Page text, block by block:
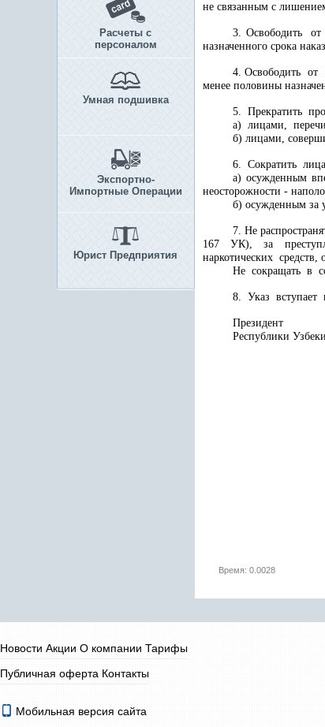
Расчеты с
персоналом
Умная подшивка
Экспортно-
Импортные Операции
Юрист Предприятия
не связанным с
3. Освободить
назначенного срока
4. Освободить от
менее половины
5. Прекратить
а) лицами,
б) лицами,
6. Сократить
а) осужденным
неосторожности -
б) осужденным за
7. Не
167 УК), за
наркотических
Не сокращать в
8. Указ вступает
Президент
Республики
Время: 0.0028
Новости Акции О компании Тарифы
Публичная оферта Контакты
Мобильная версия сайта